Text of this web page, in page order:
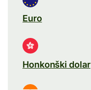
Euro
Honkonški dolar